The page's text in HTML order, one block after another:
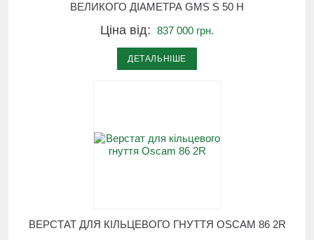
ВЕЛИКОГО ДІАМЕТРА GMS S 50 H
Ціна від: 837 000 грн.
ДЕТАЛЬНІШЕ
ВЕРСТАТ ДЛЯ КІЛЬЦЕВОГО ГНУТТЯ OSCAM 86 2R